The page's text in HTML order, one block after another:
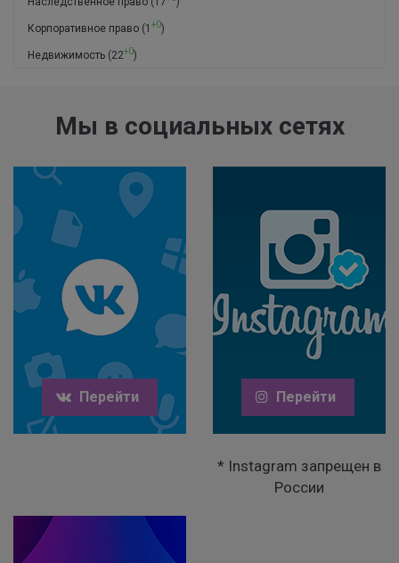
Корпоративное право (1 +0)
Недвижимость (22+0)
Мы в социальных сетях
Перейти Перейти
* Instagram запрещен в
России